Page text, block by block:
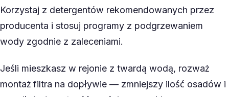
Korzystaj z detergentów rekomendowanych przez
producenta i stosuj programy z podgrzewaniem
wody zgodnie z zaleceniami.
Jeśli mieszkasz w rejonie z twardą wodą, rozważ
montaż filtra na dopływie — zmniejszy ilość osadów i